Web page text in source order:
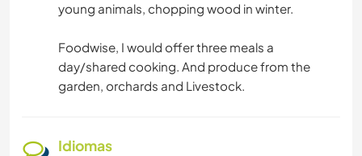
young animals, chopping wood in winter.
Foodwise, I would offer three meals a
day/shared cooking. And produce from the
garden, orchards and Livestock.
Idiomas